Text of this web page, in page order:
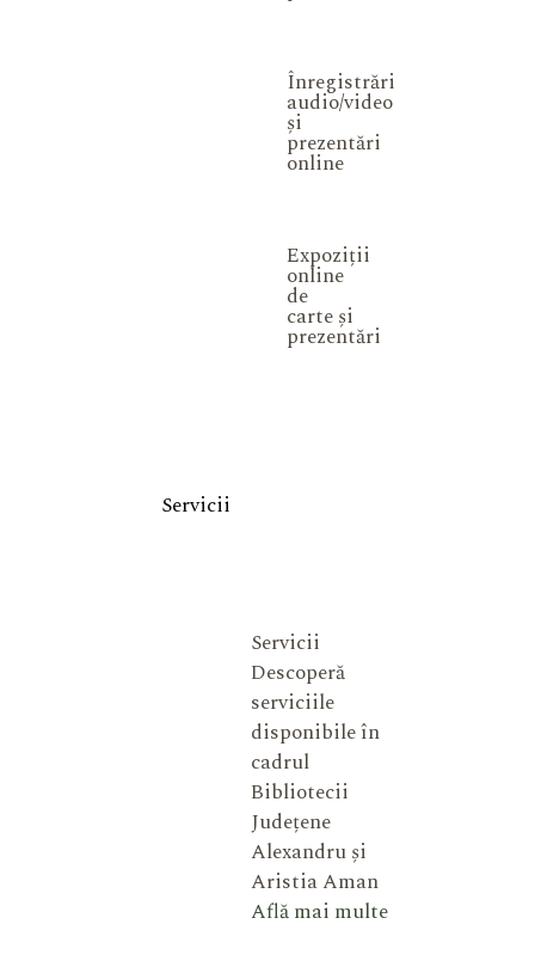
Înregistrări
audio/video
și
prezentări
online
Expoziții
online
de
carte și
prezentări
Servicii
Servicii
Descoperă
serviciile
disponibile în
cadrul
Bibliotecii
Județene
Alexandru și
Aristia Aman
Află mai multe